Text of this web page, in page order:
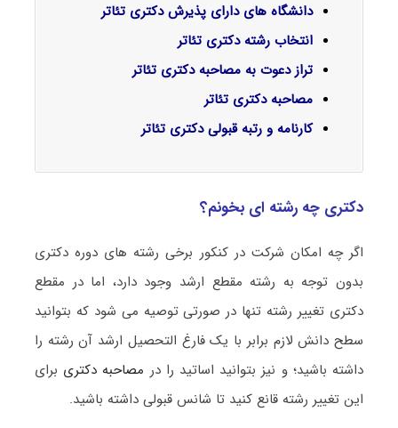
دانشگاه های دارای پذیرش دکتری تئاتر
انتخاب رشته دکتری تئاتر
تراز دعوت به مصاحبه دکتری تئاتر
مصاحبه دکتری تئاتر
کارنامه و رتبه قبولی دکتری تئاتر
دکتری چه رشته ای بخونم؟
اگر چه امکان شرکت در کنکور برخی رشته های دوره دکتری
بدون توجه به رشته مقطع ارشد وجود دارد، اما در مقطع
دکتری تغییر رشته تنها در صورتی توصیه می شود که بتوانید
سطح دانش لازم برابر با یک فارغ التحصیل ارشد آن رشته را
داشته باشید؛ و نیز بتوانید اساتید را در مصاحبه دکتری برای
این تغییر رشته قانع کنید تا شانس قبولی داشته باشید.